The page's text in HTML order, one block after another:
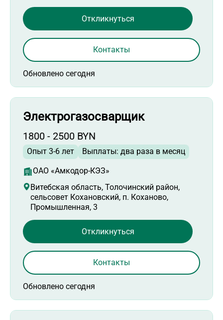
Обновлено сегодня
Откликнуться
Контакты
Электрогазосварщик
1800 - 2500 BYN
Опыт 3-6 лет Выплаты: два раза в месяц
ОАО «Амкодор-КЭЗ»
Витебская область, Толочинский район,
сельсовет Кохановский, п. Коханово,
Промышленная, 3
Обновлено сегодня
Откликнуться
Контакты